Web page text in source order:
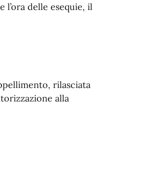
l’ora delle esequie, il
rilasciata
alla